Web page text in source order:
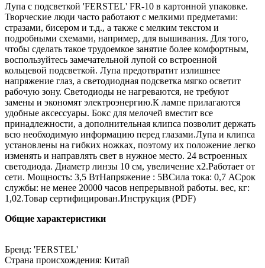
Лупа с подсветкой 'FERSTEL' FR-10 в картонной упаковке.
Творческие люди часто работают с мелкими предметами:
стразами, бисером и т.д., а также с мелким текстом и
подробными схемами, например, для вышивания. Для того,
чтобы сделать такое трудоемкое занятие более комфортным,
воспользуйтесь замечательной лупой со встроенной
кольцевой подсветкой. Лупа предотвратит излишнее
напряжение глаз, а светодиодная подсветка мягко осветит
рабочую зону. Светодиоды не нагреваются, не требуют
замены и экономят электроэнергию.К лампе прилагаются
удобные аксессуары. Бокс для мелочей вместит все
принадлежности, а дополнительная клипса позволит держать
всю необходимую информацию перед глазами.Лупа и клипса
установлены на гибких ножках, поэтому их положение легко
изменять и направлять свет в нужное место. 24 встроенных
светодиода. Диаметр линзы 10 см, увеличение х2.Работает от
сети. Мощность: 3,5 ВтНапряжение : 5ВСила тока: 0,7 АСрок
службы: не менее 20000 часов непрерывной работы. вес, кг:
1,02.Товар сертифицирован.Инструкция (PDF)
Общие характеристики
Бренд: 'FERSTEL'
Страна происхождения: Китай